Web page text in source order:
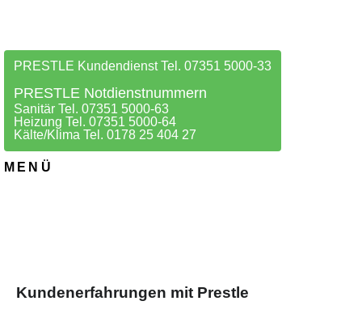
PRESTLE Kundendienst Tel. 07351 5000-33
PRESTLE Notdienstnummern
Sanitär Tel. 07351 5000-63
Heizung Tel. 07351 5000-64
Kälte/Klima Tel. 0178 25 404 27
MENÜ
Kundenerfahrungen mit Prestle